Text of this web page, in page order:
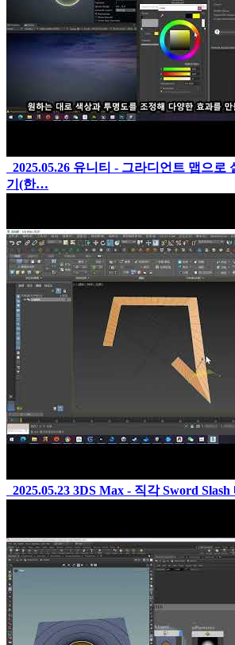
2025.05.26 유니티 - 그라디언트 맵으로
기(한…
2025.05.23 3DS Max - 직각 Sword